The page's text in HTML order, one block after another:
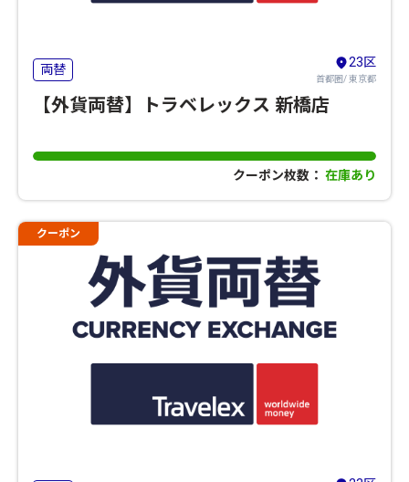
両替 23区
首都圏/ 東京都
【外貨両替】トラベレックス 新橋店
クーポン枚数： 在庫あり
クーポン